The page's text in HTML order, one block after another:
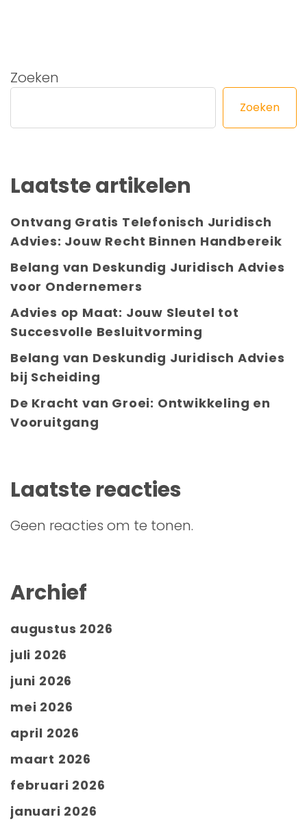
Zoeken
Zoeken
Laatste artikelen
Ontvang Gratis Telefonisch Juridisch
Advies: Jouw Recht Binnen Handbereik
Belang van Deskundig Juridisch Advies
voor Ondernemers
Advies op Maat: Jouw Sleutel tot
Succesvolle Besluitvorming
Belang van Deskundig Juridisch Advies
bij Scheiding
De Kracht van Groei: Ontwikkeling en
Vooruitgang
Laatste reacties
Geen reacties om te tonen.
Archief
augustus 2026
juli 2026
juni 2026
mei 2026
april 2026
maart 2026
februari 2026
januari 2026